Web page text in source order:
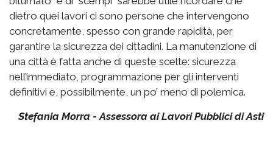
dietro quei lavori ci sono persone che intervengono
concretamente, spesso con grande rapidità, per
garantire la sicurezza dei cittadini. La manutenzione di
una città è fatta anche di queste scelte: sicurezza
nell’immediato, programmazione per gli interventi
definitivi e, possibilmente, un po’ meno di polemica.
Stefania Morra - Assessora ai Lavori Pubblici di Asti